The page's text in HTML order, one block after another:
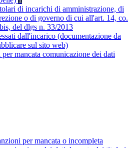
di incarichi di amministrazione, di
o di governo di cui all'art. 14, co.
del dlgs n. 33/2013
dall'incarico (documentazione da
sul sito web)
per mancata comunicazione dei dati
per mancata o incompleta